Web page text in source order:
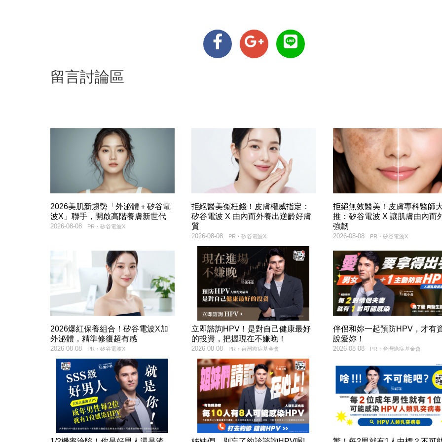
留言討論區
2026美肌新趨勢「外泌體＋矽谷電
波X」聯手，開啟高階養膚新世代
PR・矽谷電波X
2026-08-08
拒絕醫美冤枉錢！皮膚權威指定：
矽谷電波 X 由內而外養出逆齡好膚
質
PR・矽谷電波X
2026-08-08
拒絕無效醫美！皮膚專科醫師
推：矽谷電波 X 讓肌膚由內而
強韌
PR・矽谷電波X
2026-08-08
2026爆紅保養組合！矽谷電波X加
外泌體，精準修復超有感
PR・矽谷電波X
2026-08-08
立即諮詢HPV！是對自己健康最好
的投資，把握現在不嫌晚！
PR・台灣癌症基金會
2026-08-08
伴侶和妳一起預防HPV，才有
說愛妳！
PR・台灣癌症基金會
2026-08-08